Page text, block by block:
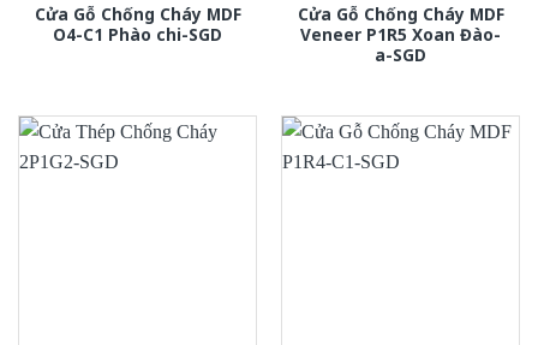
Cửa Gỗ Chống Cháy MDF
O4-C1 Phào chi-SGD
Cửa Gỗ Chống Cháy MDF
Veneer P1R5 Xoan Đào-
a-SGD